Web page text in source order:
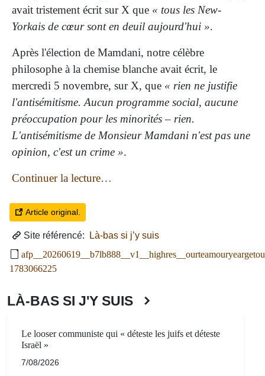
avait tristement écrit sur X que « tous les New-
Yorkais de cœur sont en deuil aujourd'hui ».
Après l'élection de Mamdani, notre célèbre
philosophe à la chemise blanche avait écrit, le
mercredi 5 novembre, sur X, que « rien ne justifie
l'antisémitisme. Aucun programme social, aucune
préoccupation pour les minorités – rien.
L'antisémitisme de Monsieur Mamdani n'est pas une
opinion, c'est un crime ».
Continuer la lecture…
Article original.
Site référencé:
Là-bas si j’y suis
1783066225
LÀ-BAS SI J'Y SUIS
Le looser communiste qui « déteste les juifs et déteste
Israël »
7/08/2026